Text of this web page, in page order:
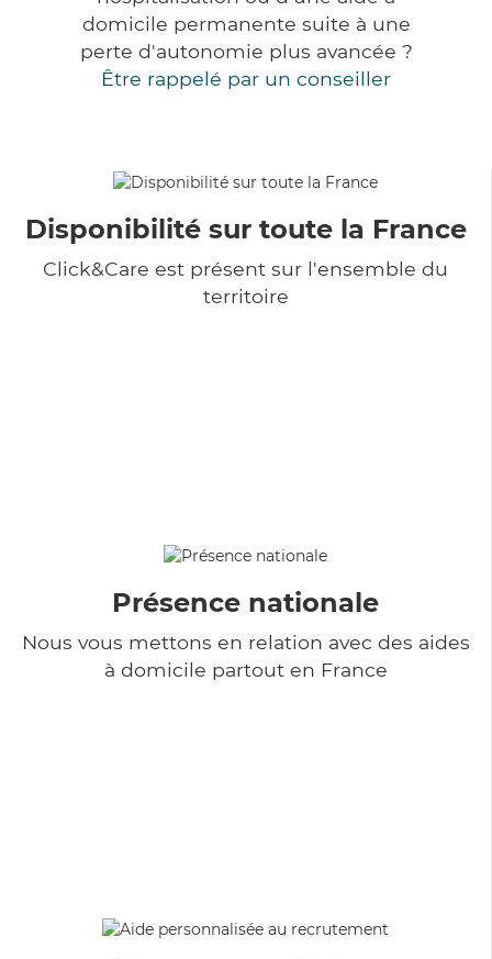
domicile permanente suite à une
perte d'autonomie plus avancée ?
Être rappelé par un conseiller
Disponibilité sur toute la France
Click&Care est présent sur l'ensemble du
territoire
Présence nationale
Nous vous mettons en relation avec des aides
à domicile partout en France